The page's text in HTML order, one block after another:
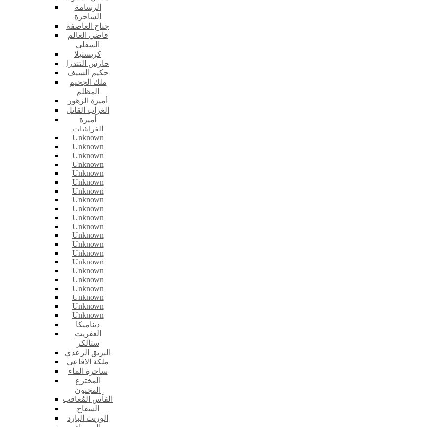
الرسامة
الساحرة
جناح العاصفة
قاضي العالم
السفلي
كريستيلا
حارس التندرا
حكيم السيف
ملك الجحيم
المظلم
أميرة الزهور
الغراب القاتل
أميرة
الفراشات
Unknown
Unknown
Unknown
Unknown
Unknown
Unknown
Unknown
Unknown
Unknown
Unknown
Unknown
Unknown
Unknown
Unknown
Unknown
Unknown
Unknown
Unknown
Unknown
Unknown
Unknown
ديناميكا
العفريت
ستالكر
البريق الرعدي
ملكة الافاعى
ساحرة الماء
المخترع
المجنون
الفأس المُعاقب
السفاح
الوريث البارد